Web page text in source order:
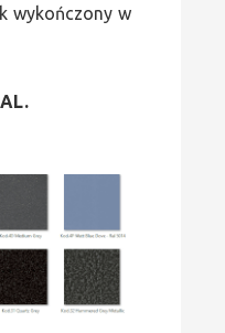
wykończony w